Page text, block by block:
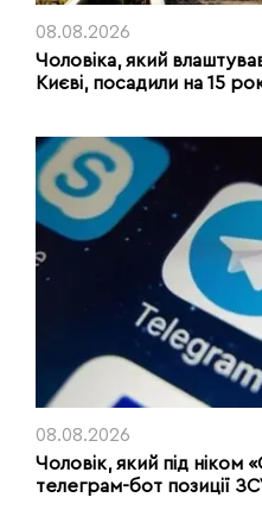
08.08.2026
Чоловіка, який влаштував
Києві, посадили на 15
08.08.2026
Чоловік, який під ніком
телеграм-бот позиції